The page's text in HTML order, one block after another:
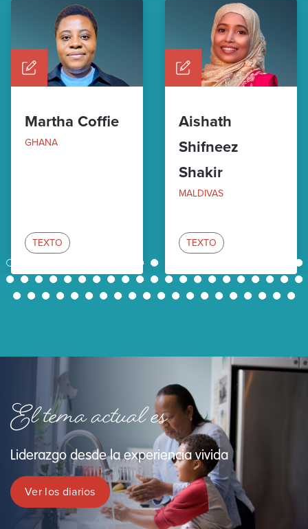
Martha Coffie
GHANA
TEXTO
Aishath
Shifneez
Shakir
MALDIVAS
TEXTO
1 10 11
21
22
23 24 25 26 27 28 29 30 31 32 33 34 35 36 37 38 39 40 41
42
43
44 45 46 47 48 49 50 51 52 53 54 55 56 57 58 59 60 61 62
El tema actual es
Liderazgo desde la experiencia vivida
Ver los diarios